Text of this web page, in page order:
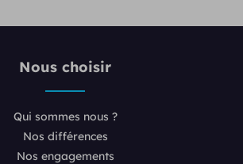
Nous choisir
Qui sommes nous ?
Nos différences
Nos engagements